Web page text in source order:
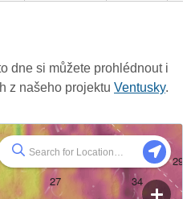
dne si můžete prohlédnout i
z našeho projektu Ventusky.